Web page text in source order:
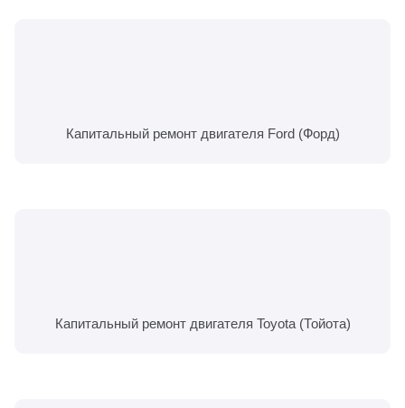
Капитальный ремонт двигателя Ford (Форд)
Капитальный ремонт двигателя Toyota (Тойота)